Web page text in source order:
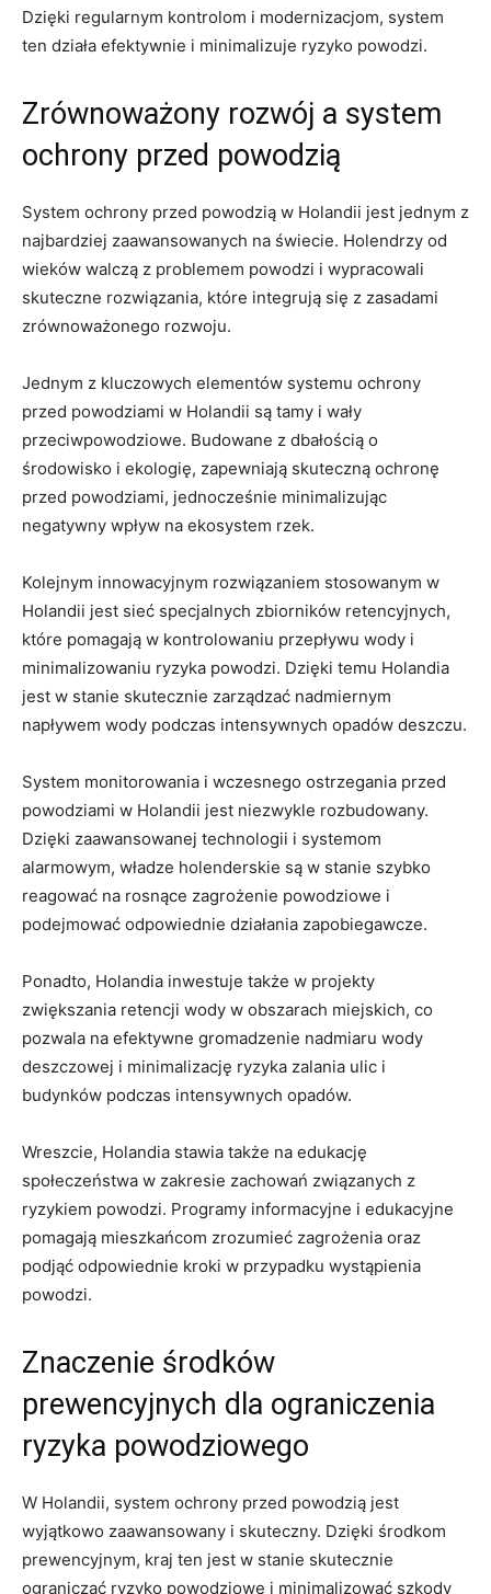
⁣Dzięki regularnym kontrolom i modernizacjom, system​
ten ⁢działa efektywnie i minimalizuje ryzyko powodzi.
Zrównoważony rozwój a system
ochrony przed powodzią
System ochrony przed powodzią w Holandii jest jednym ‌z
najbardziej‌ zaawansowanych na świecie. Holendrzy od
wieków ⁢walczą z problemem powodzi i wypracowali
skuteczne rozwiązania, które integrują⁣ się z zasadami​
zrównoważonego rozwoju.
Jednym z⁤ kluczowych elementów ⁢systemu ochrony
przed ​powodziami ⁣w⁣ Holandii są tamy i wały
przeciwpowodziowe. Budowane z⁢ dbałością o
środowisko i ‍ekologię, zapewniają skuteczną ochronę
przed powodziami, jednocześnie minimalizując⁢
negatywny wpływ na ekosystem rzek.
Kolejnym innowacyjnym rozwiązaniem stosowanym w
Holandii jest sieć specjalnych ​zbiorników retencyjnych,
które ⁣pomagają w kontrolowaniu ⁤przepływu‍ wody​ i
minimalizowaniu ⁤ryzyka powodzi. ‌Dzięki temu Holandia
jest w stanie skutecznie zarządzać nadmiernym
napływem wody podczas intensywnych opadów deszczu.
System monitorowania i ⁤wczesnego ostrzegania⁣ przed⁤
powodziami‌ w ‌Holandii jest niezwykle rozbudowany.⁤
Dzięki zaawansowanej technologii i⁣ systemom
alarmowym, władze⁣ holenderskie są w stanie szybko
reagować na rosnące zagrożenie powodziowe i
podejmować odpowiednie działania zapobiegawcze.
Ponadto, Holandia inwestuje⁣ także ‌w projekty
zwiększania retencji wody w obszarach⁢ miejskich, co
pozwala na efektywne gromadzenie nadmiaru ​wody
deszczowej ​i minimalizację ryzyka zalania ulic i
budynków ‌podczas intensywnych ‍opadów.
Wreszcie,⁢ Holandia​ stawia także na edukację
społeczeństwa w ​zakresie zachowań związanych z
ryzykiem powodzi. Programy informacyjne ⁣i ⁣edukacyjne⁤
pomagają ‌mieszkańcom zrozumieć zagrożenia oraz
podjąć ‌odpowiednie kroki w przypadku‌ wystąpienia
powodzi.
Znaczenie⁢ środków⁣
prewencyjnych dla ograniczenia
ryzyka powodziowego
W Holandii, system ochrony przed powodzią jest‌
wyjątkowo zaawansowany i skuteczny. Dzięki środkom
prewencyjnym, kraj ten jest ⁢w ‍stanie skutecznie
ograniczać ryzyko powodziowe i minimalizować szkody